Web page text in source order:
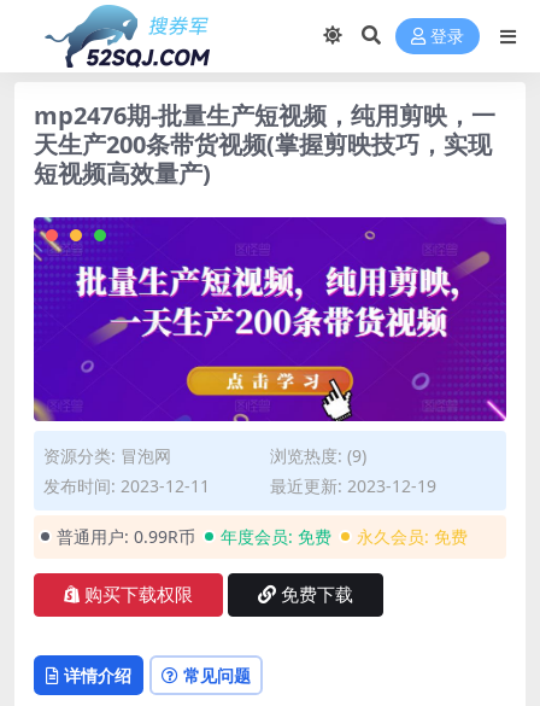
登录
mp2476期-批量生产短视频，纯用剪映，一
天生产200条带货视频(掌握剪映技巧，实现
短视频高效量产)
资源分类: 冒泡网
浏览热度: (9)
发布时间: 2023-12-11
最近更新: 2023-12-19
普通用户: 0.99R币 年度会员: 免费 永久会员: 免费
购买下载权限 免费下载
详情介绍 常见问题